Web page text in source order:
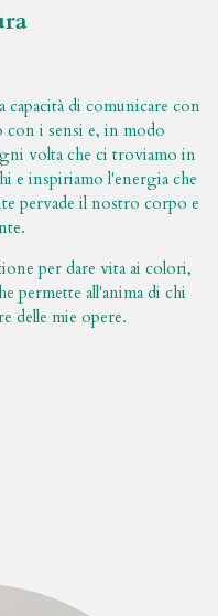
capacità di comunicare con
con i sensi e, in modo
volta che ci troviamo in
e inspiriamo l'energia che
pervade il nostro corpo e
per dare vita ai colori,
permette all'anima di chi
delle mie opere.